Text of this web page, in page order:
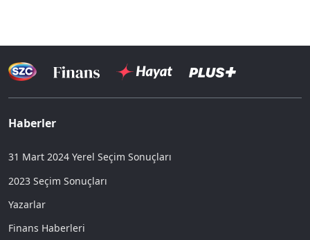
Haberler
31 Mart 2024 Yerel Seçim Sonuçları
2023 Seçim Sonuçları
Yazarlar
Finans Haberleri